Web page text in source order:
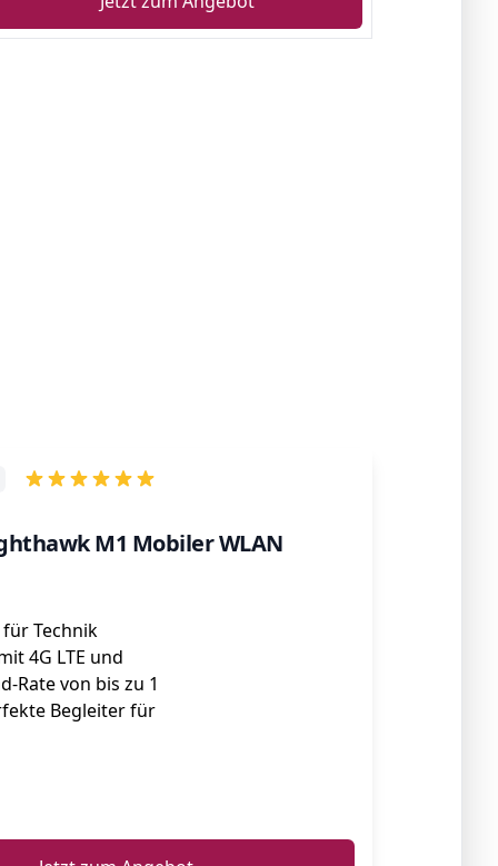
M1 Mobiler WLAN
für Technik
4G LTE und
Rate von bis zu 1
Begleiter für